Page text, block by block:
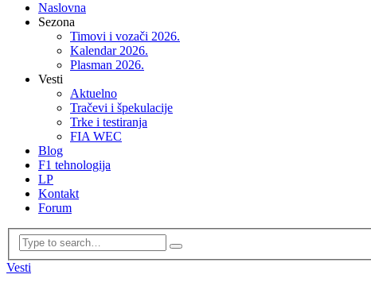
Naslovna
Sezona
Timovi i vozači 2026.
Kalendar 2026.
Plasman 2026.
Vesti
Aktuelno
Tračevi i špekulacije
Trke i testiranja
FIA WEC
Blog
F1 tehnologija
LP
Kontakt
Forum
Vesti